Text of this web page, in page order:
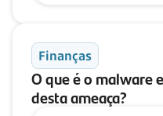
Finanças
O que é o malware
desta ameaça?